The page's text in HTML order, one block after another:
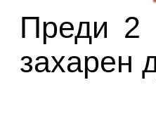
Преди 2
захарен